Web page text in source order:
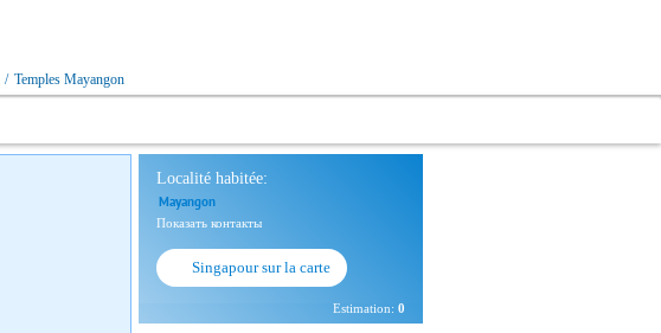
/ Temples Mayangon
Localité habitée:
Mayangon
Показать контакты
Singapour sur la carte
Estimation: 0